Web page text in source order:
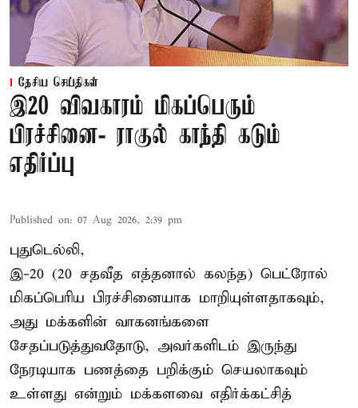
தேசிய செய்திகள்
இ20 விவகாரம் மிகப்பெரும்
பிரச்சினை- ராகுல் காந்தி கடும்
எதிர்ப்பு
Published on: 07 Aug 2026, 2:39 pm
புதுடெல்லி,
இ-20 (20 சதவீத எத்தனால் கலந்த) பெட்ரோல்
மிகப்பெரிய பிரச்சினையாக மாறியுள்ளதாகவும்,
அது மக்களின் வாகனங்களை
சேதப்படுத்துவதோடு, அவர்களிடம் இருந்து
நேரடியாக பணத்தை பறிக்கும் செயலாகவும்
உள்ளது என்றும் மக்களவை எதிர்க்கட்சித்